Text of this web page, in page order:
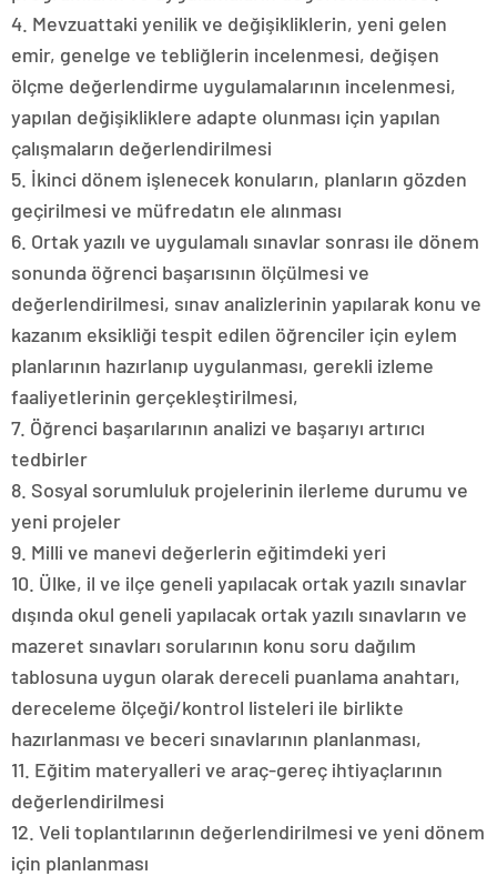
4. Mevzuattaki yenilik ve değişikliklerin, yeni gelen
emir, genelge ve tebliğlerin incelenmesi, değişen
ölçme değerlendirme uygulamalarının incelenmesi,
yapılan değişikliklere adapte olunması için yapılan
çalışmaların değerlendirilmesi
5. İkinci dönem işlenecek konuların, planların gözden
geçirilmesi ve müfredatın ele alınması
6. Ortak yazılı ve uygulamalı sınavlar sonrası ile dönem
sonunda öğrenci başarısının ölçülmesi ve
değerlendirilmesi, sınav analizlerinin yapılarak konu ve
kazanım eksikliği tespit edilen öğrenciler için eylem
planlarının hazırlanıp uygulanması, gerekli izleme
faaliyetlerinin gerçekleştirilmesi,
7. Öğrenci başarılarının analizi ve başarıyı artırıcı
tedbirler
8. Sosyal sorumluluk projelerinin ilerleme durumu ve
yeni projeler
9. Milli ve manevi değerlerin eğitimdeki yeri
10. Ülke, il ve ilçe geneli yapılacak ortak yazılı sınavlar
dışında okul geneli yapılacak ortak yazılı sınavların ve
mazeret sınavları sorularının konu soru dağılım
tablosuna uygun olarak dereceli puanlama anahtarı,
dereceleme ölçeği/kontrol listeleri ile birlikte
hazırlanması ve beceri sınavlarının planlanması,
11. Eğitim materyalleri ve araç-gereç ihtiyaçlarının
değerlendirilmesi
12. Veli toplantılarının değerlendirilmesi ve yeni dönem
için planlanması